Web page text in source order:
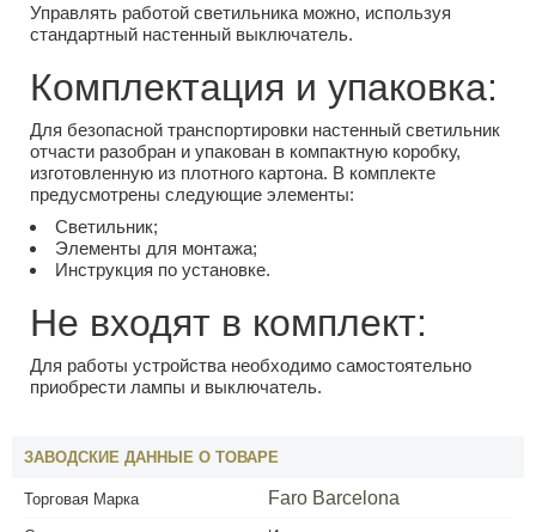
Управлять работой светильника можно, используя
стандартный настенный выключатель.
Комплектация и упаковка:
Для безопасной транспортировки настенный светильник
отчасти разобран и упакован в компактную коробку,
изготовленную из плотного картона. В комплекте
предусмотрены следующие элементы:
Светильник;
Элементы для монтажа;
Инструкция по установке.
Не входят в комплект:
Для работы устройства необходимо самостоятельно
приобрести лампы и выключатель.
ЗАВОДСКИЕ ДАННЫЕ О ТОВАРЕ
Торговая Марка Faro Barcelona